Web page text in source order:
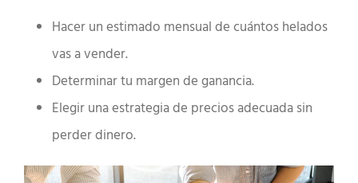
Hacer un estimado mensual de cuántos helados
vas a vender.
Determinar tu margen de ganancia.
Elegir una estrategia de precios adecuada sin
perder dinero.